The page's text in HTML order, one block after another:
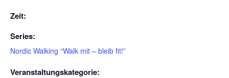
Zeit:
Series:
Nordic Walking “Walk mit – bleib fit!”
Veranstaltungskategorie: